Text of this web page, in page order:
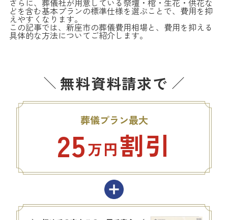
どを含む基本プランの標準仕様を選ぶことで、費用を抑
えやすくなります。
この記事では、新座市の葬儀費用相場と、費用を抑える
具体的な方法についてご紹介します。
無料資料請求で
葬儀プラン最大
25万円割引